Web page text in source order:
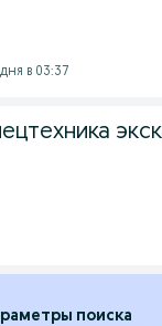
в 03:37
поиска